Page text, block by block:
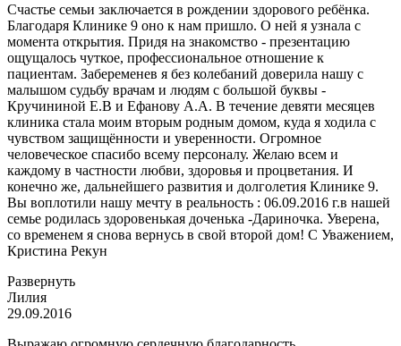
Счастье семьи заключается в рождении здорового ребёнка.
Благодаря Клинике 9 оно к нам пришло. О ней я узнала с
момента открытия. Придя на знакомство - презентацию
ощущалось чуткое, профессиональное отношение к
пациентам. Забеременев я без колебаний доверила нашу с
малышом судьбу врачам и людям с большой буквы -
Кручининой Е.В и Ефанову А.А. В течение девяти месяцев
клиника стала моим вторым родным домом, куда я ходила с
чувством защищённости и уверенности. Огромное
человеческое спасибо всему персоналу. Желаю всем и
каждому в частности любви, здоровья и процветания. И
конечно же, дальнейшего развития и долголетия Клинике 9.
Вы воплотили нашу мечту в реальность : 06.09.2016 г.в нашей
семье родилась здоровенькая доченька -Дариночка. Уверена,
со временем я снова вернусь в свой второй дом! С Уважением,
Кристина Рекун
Развернуть
Лилия
29.09.2016